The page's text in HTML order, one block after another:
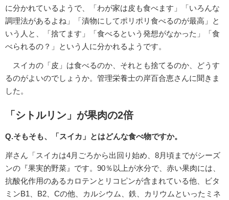
に分かれているようで、「わが家は皮も食べます」「いろんな
調理法があるよね」「漬物にしてポリポリ食べるのが最高」と
いう人と、「捨てます」「食べるという発想がなかった」「食
べられるの？」という人に分かれるようです。
スイカの「皮」は食べるのか、それとも捨てるのか、どうす
るのがよいのでしょうか。管理栄養士の岸百合恵さんに聞きま
した。
「シトルリン」が果肉の2倍
Q.そもそも、「スイカ」とはどんな食べ物ですか。
岸さん「スイカは4月ごろから出回り始め、8月頃までがシーズ
ンの『果実的野菜』です。90％以上が水分で、赤い果肉には、
抗酸化作用のあるカロテンとリコピンが含まれている他、ビタ
ミンB1、B2、Cの他、カルシウム、鉄、カリウムといったミネ